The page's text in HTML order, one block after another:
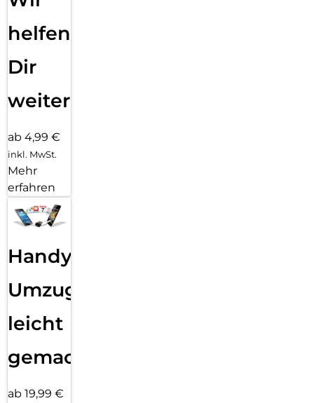
helfen
Dir
weiter
ab 4,99 €
inkl. MwSt.
Mehr
erfahren
Handy
Umzug
leicht
gemacht!
ab 19,99 €